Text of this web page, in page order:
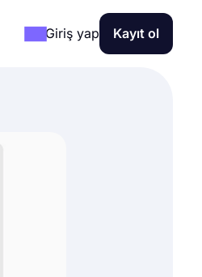
Giriş yap Kayıt ol